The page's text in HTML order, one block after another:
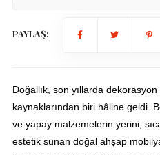
PAYLAŞ:
Doğallık, son yıllarda
kaynaklarından biri hâline geldi.
ve yapay malzemelerin yerini;
estetik sunan doğal ahşap